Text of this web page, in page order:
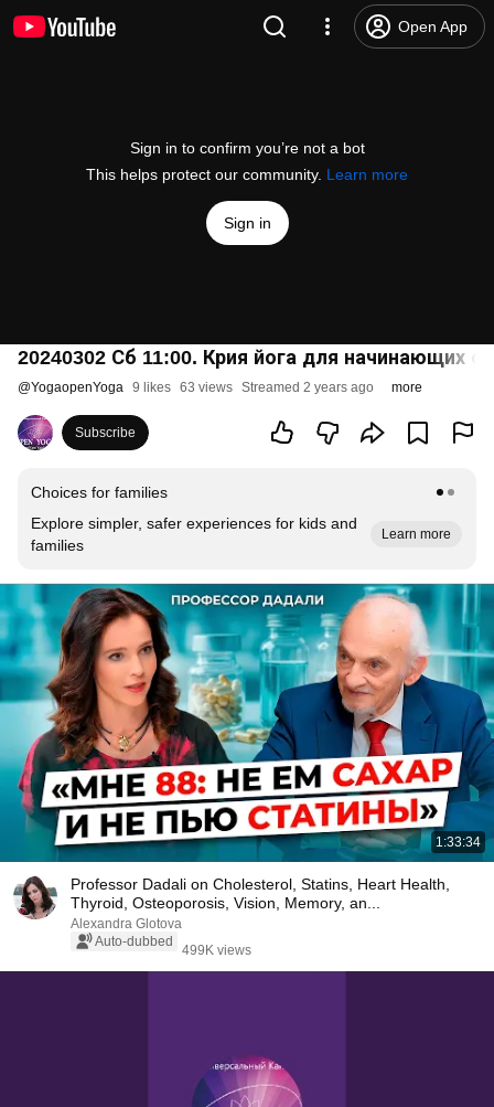
Open App
Sign in to confirm you’re not a bot
This helps protect our community. Learn more
Sign in
20240302 Сб 11:00. Крия йога для начинающих
@YogaopenYoga 9 likes 63 views Streamed 2 years ago more
Subscribe
Choices for families
Explore simpler, safer experiences for kids and
families
Learn more
1:33:34
Professor Dadali on Cholesterol, Statins, Heart Health,
Thyroid, Osteoporosis, Vision, Memory, an...
Alexandra Glotova
Auto-dubbed
499K views